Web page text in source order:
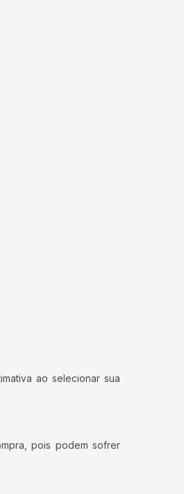
ao selecionar sua
pois podem sofrer